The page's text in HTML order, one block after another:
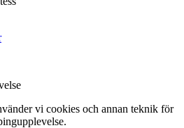
vi cookies och annan teknik för